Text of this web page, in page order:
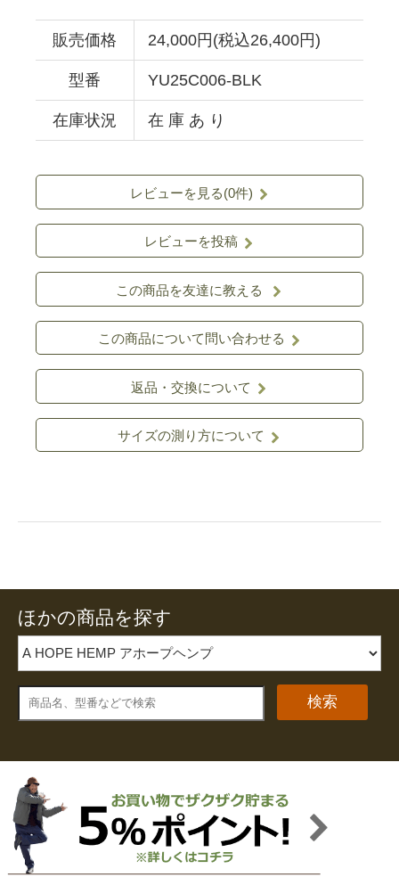
販売価格 24,000円(税込26,400円)
型番 YU25C006-BLK
在庫状況 在 庫 あ り
レビューを見る(0件)
レビューを投稿
この商品を友達に教える
この商品について問い合わせる
返品・交換について
サイズの測り方について
ほかの商品を探す
検索